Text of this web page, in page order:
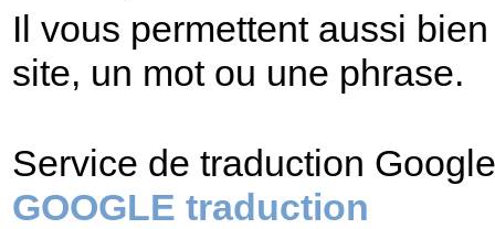
Il vous permettent aussi
site, un mot ou une phrase.
Service de traduction
GOOGLE traduction